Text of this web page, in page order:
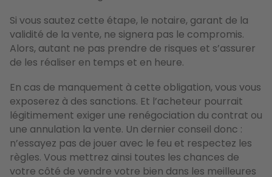
Si vous sautez cette étape, le notaire, garant de la
validité de la vente, ne signera pas le compromis.
Alors, autant ne pas prendre de risques et s’assurer
de les réaliser en temps et en heure.
En cas de manquement à cette obligation, vous vous
exposerez à des sanctions. Et l’acheteur pourrait
légitimement exiger une renégociation du contrat ou
une annulation la vente. Un dernier conseil donc :
n’essayez pas de jouer avec le feu et respectez les
règles. Vous mettrez ainsi toutes les chances de
votre côté de vendre votre bien dans les meilleures